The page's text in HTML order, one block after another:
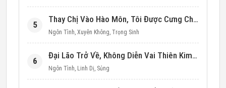
5
Thay Chị Vào Hào Môn, Tôi Được Cưng Chiều Hết Mực (Thập Niên 90)
Ngôn Tình, Xuyên Không, Trọng Sinh
6
Đại Lão Trở Về, Không Diễn Vai Thiên Kim Giả Nữa
Ngôn Tình, Linh Dị, Sủng